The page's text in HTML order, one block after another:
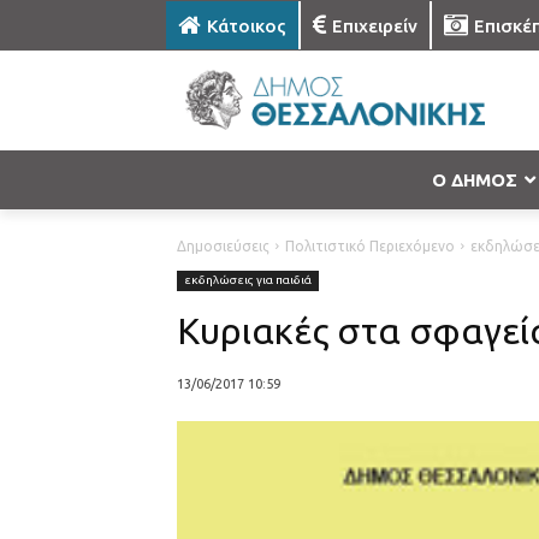
Κάτοικος Επιχειρείν
Ο ΔΗΜΟΣ
Δημοσιεύσεις Πολιτιστικό Περιεχόμενο
εκδηλώσεις για παιδιά
Κυριακές στα
13/06/2017 10:59